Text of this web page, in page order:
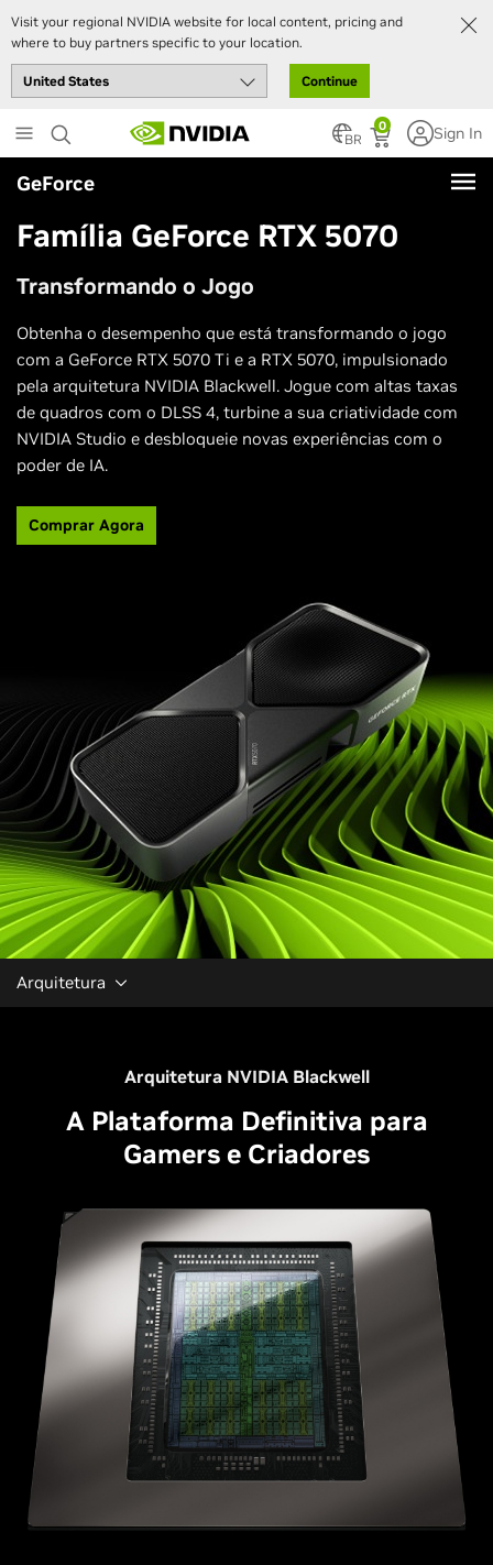
Visit your regional NVIDIA website for local content, pricing and
where to buy partners specific to your location.
Continue
to
main
content
0
BR Sign In
GeForce
Família GeForce RTX 5070
Transformando o Jogo
Obtenha o desempenho que está transformando o jogo
com a GeForce RTX 5070 Ti e a RTX 5070, impulsionado
pela arquitetura NVIDIA Blackwell. Jogue com altas taxas
de quadros com o DLSS 4, turbine a sua criatividade com
NVIDIA Studio e desbloqueie novas experiências com o
poder de IA.
Comprar Agora
Arquitetura
Arquitetura NVIDIA Blackwell
A Plataforma Definitiva para
Gamers e Criadores